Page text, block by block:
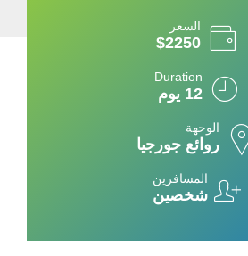
السعر
$2250
Duration
12 يوم
الوحهة
روائع جورجيا
المسافرين
شخصين